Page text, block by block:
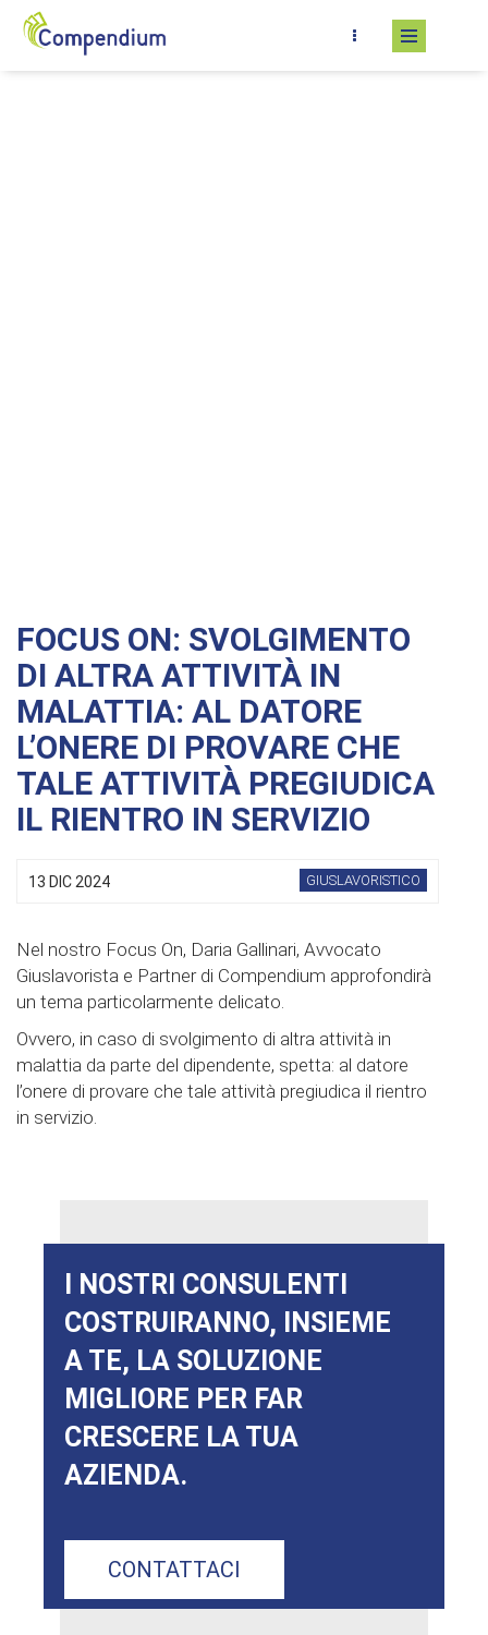
Salta al contenuto principale
FOCUS ON: SVOLGIMENTO
DI ALTRA ATTIVITÀ IN
MALATTIA: AL DATORE
L’ONERE DI PROVARE CHE
TALE ATTIVITÀ PREGIUDICA
IL RIENTRO IN SERVIZIO
13 DIC 2024 GIUSLAVORISTICO
Nel nostro Focus On, Daria Gallinari, Avvocato
Giuslavorista e Partner di Compendium approfondirà
un tema particolarmente delicato.
Ovvero, in caso di svolgimento di altra attività in
malattia da parte del dipendente, spetta: al datore
l’onere di provare che tale attività pregiudica il rientro
in servizio.
I NOSTRI CONSULENTI
COSTRUIRANNO, INSIEME
A TE, LA SOLUZIONE
MIGLIORE PER FAR
CRESCERE LA TUA
AZIENDA.
CONTATTACI